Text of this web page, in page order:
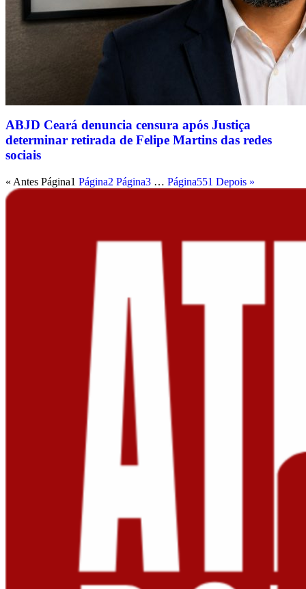
ABJD Ceará denuncia censura após Justiça
determinar retirada de Felipe Martins das redes
sociais
« Antes Página1 Página2 Página3 … Página551 Depois »